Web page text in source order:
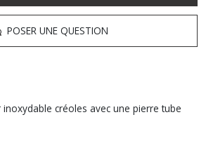
POSER UNE QUESTION
créoles avec une pierre tube